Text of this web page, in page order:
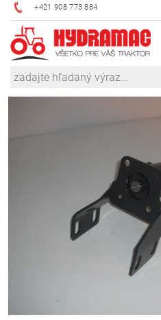
+421 908 773 884